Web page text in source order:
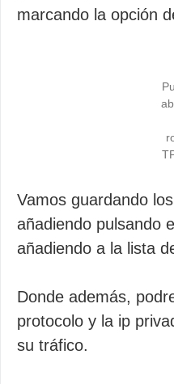
marcando la opción
Vamos guardando
añadiendo pulsando
añadiendo a la lista
Donde además,
protocolo y la ip
su tráfico.